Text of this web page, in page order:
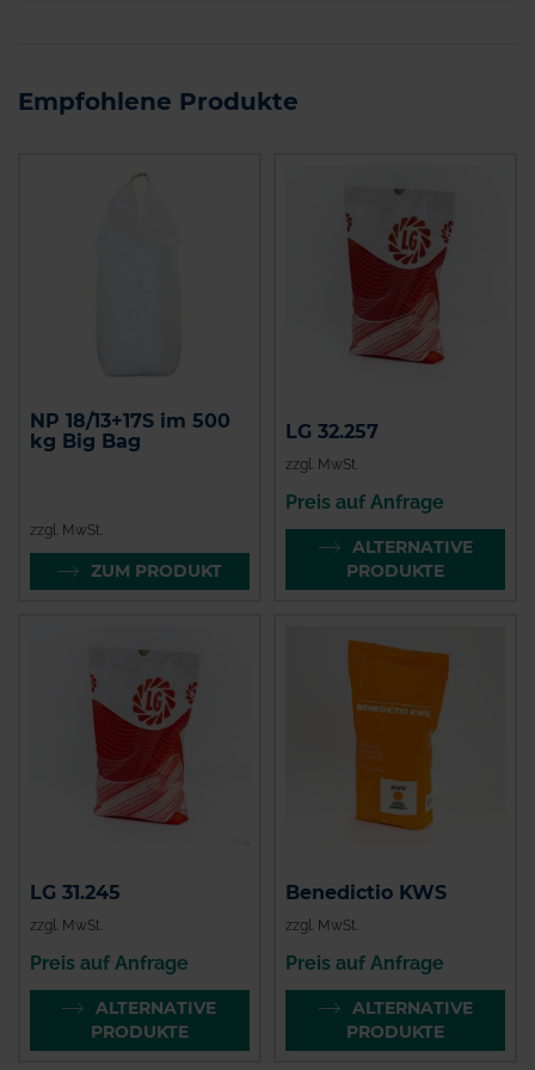
Empfohlene Produkte
NP 18/13+17S im 500
kg Big Bag
zzgl. MwSt.
ZUM PRODUKT
LG 32.257
zzgl. MwSt.
Preis auf Anfrage
ALTERNATIVE
PRODUKTE
LG 31.245
zzgl. MwSt.
Preis auf Anfrage
ALTERNATIVE
PRODUKTE
Benedictio KWS
zzgl. MwSt.
Preis auf Anfrage
ALTERNATIVE
PRODUKTE